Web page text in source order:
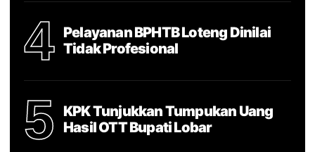
4
Pelayanan BPHTB Loteng Dinilai
Tidak Profesional
5
KPK Tunjukkan Tumpukan Uang
Hasil OTT Bupati Lobar